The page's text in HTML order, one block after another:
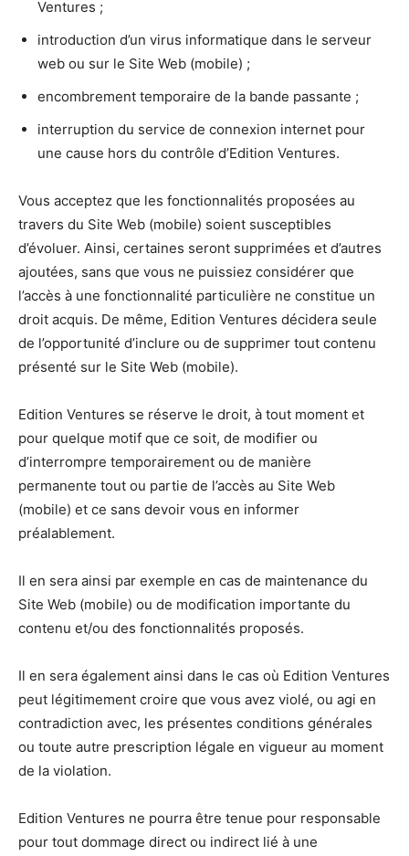
Ventures ;
introduction d’un virus informatique dans le serveur
web ou sur le Site Web (mobile) ;
encombrement temporaire de la bande passante ;
interruption du service de connexion internet pour
une cause hors du contrôle d’Edition Ventures.
Vous acceptez que les fonctionnalités proposées au
travers du Site Web (mobile) soient susceptibles
d’évoluer. Ainsi, certaines seront supprimées et d’autres
ajoutées, sans que vous ne puissiez considérer que
l’accès à une fonctionnalité particulière ne constitue un
droit acquis. De même, Edition Ventures décidera seule
de l’opportunité d’inclure ou de supprimer tout contenu
présenté sur le Site Web (mobile).
Edition Ventures se réserve le droit, à tout moment et
pour quelque motif que ce soit, de modifier ou
d’interrompre temporairement ou de manière
permanente tout ou partie de l’accès au Site Web
(mobile) et ce sans devoir vous en informer
préalablement.
Il en sera ainsi par exemple en cas de maintenance du
Site Web (mobile) ou de modification importante du
contenu et/ou des fonctionnalités proposés.
Il en sera également ainsi dans le cas où Edition Ventures
peut légitimement croire que vous avez violé, ou agi en
contradiction avec, les présentes conditions générales
ou toute autre prescription légale en vigueur au moment
de la violation.
Edition Ventures ne pourra être tenue pour responsable
pour tout dommage direct ou indirect lié à une